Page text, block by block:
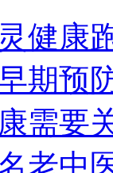
健康
期预
需要
老中